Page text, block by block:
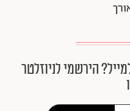
הירשמי לניוזלטר